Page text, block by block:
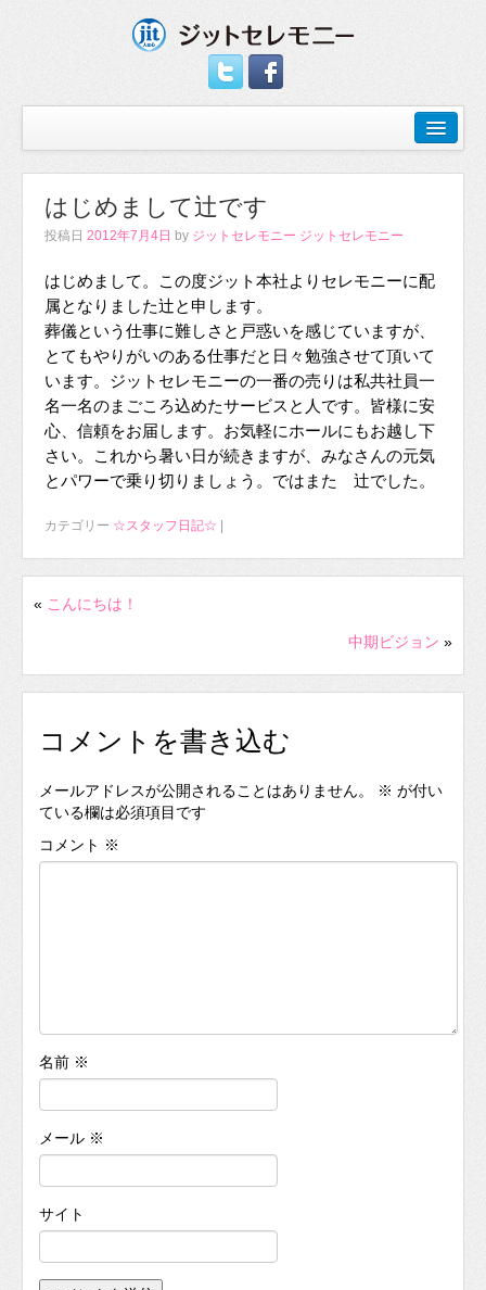
はじめまして辻です
投稿日 2012年7月4日 by ジットセレモニー ジットセレモニー
はじめまして。この度ジット本社よりセレモニーに配
属となりました辻と申します。
葬儀という仕事に難しさと戸惑いを感じていますが、
とてもやりがいのある仕事だと日々勉強させて頂いて
います。ジットセレモニーの一番の売りは私共社員一
名一名のまごころ込めたサービスと人です。皆様に安
心、信頼をお届します。お気軽にホールにもお越し下
さい。これから暑い日が続きますが、みなさんの元気
とパワーで乗り切りましょう。ではまた 辻でした。
カテゴリー ☆スタッフ日記☆
« こんにちは！
中期ビジョン »
コメントを書き込む
メールアドレスが公開されることはありません。 ※ が付い
ている欄は必須項目です
コメント ※
名前 ※
メール ※
サイト